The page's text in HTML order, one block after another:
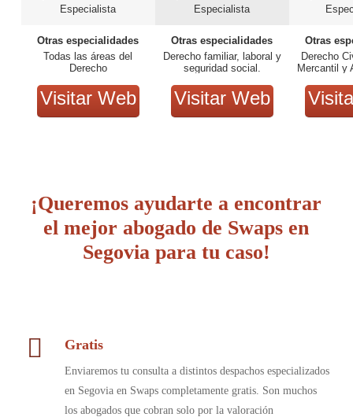
Especialista
Otras especialidades
Todas las áreas del
Derecho
Visitar Web
Especialista
Otras especialidades
Derecho familiar, laboral y
seguridad social.
Visitar Web
Otras
Derecho
Mercantil y
¡Queremos ayudarte a encontrar
el mejor abogado de Swaps en
Segovia para tu caso!
Gratis
Enviaremos tu consulta a distintos despachos especializados
en Segovia en Swaps completamente gratis. Son muchos
los abogados que cobran solo por la valoración